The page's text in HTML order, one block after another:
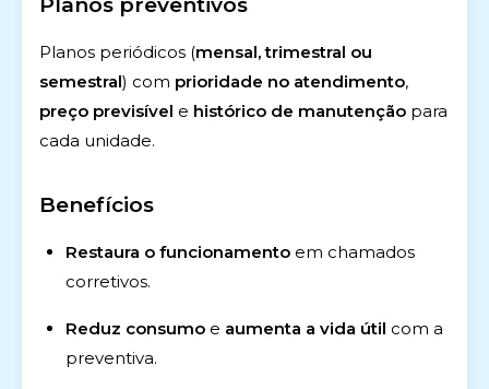
Planos preventivos
Planos periódicos (mensal, trimestral ou
semestral) com prioridade no atendimento,
preço previsível e histórico de manutenção para
cada unidade.
Benefícios
Restaura o funcionamento em chamados
corretivos.
Reduz consumo e aumenta a vida útil com a
preventiva.